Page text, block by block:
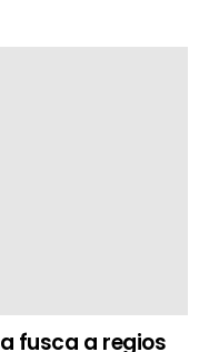
fusca a regios